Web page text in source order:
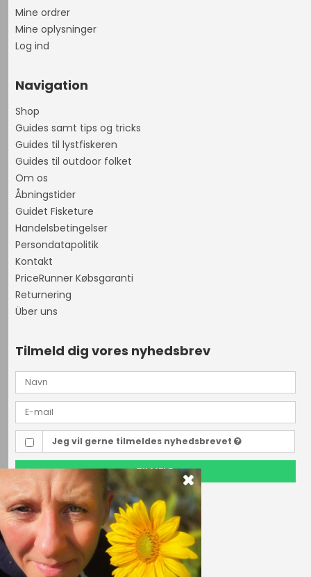
Mine ordrer
Mine oplysninger
Log ind
Navigation
Shop
Guides samt tips og tricks
Guides til lystfiskeren
Guides til outdoor folket
Om os
Åbningstider
Guidet Fisketure
Handelsbetingelser
Persondatapolitik
Kontakt
PriceRunner Købsgaranti
Returnering
Über uns
Tilmeld dig vores nyhedsbrev
Jeg vil gerne tilmeldes nyhedsbrevet
TILMELD
Outdoor i Centrum
Perlegade 44
6400 Sønderborg, Danmark
Telefonnr.